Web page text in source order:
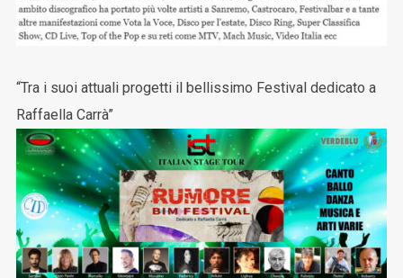
“Tra i suoi attuali progetti il bellissimo Festival dedicato a
Raffaella Carrà”